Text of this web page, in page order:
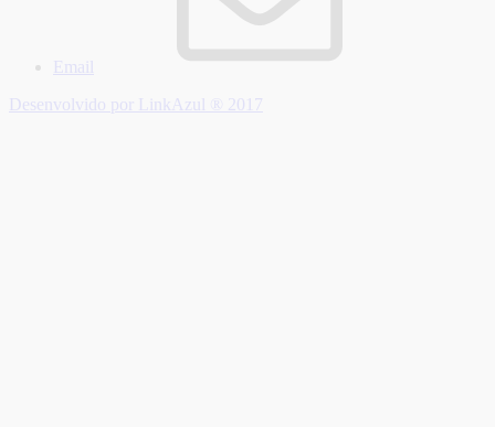
Email
Desenvolvido por LinkAzul ® 2017